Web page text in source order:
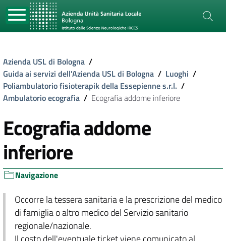
Azienda USL di Bologna /
Guida ai servizi dell'Azienda USL di Bologna / Luoghi /
Poliambulatorio fisioterapik della Essepienne s.r.l. /
Ambulatorio ecografia / Ecografia addome inferiore
Ecografia addome
inferiore
Navigazione
Occorre la tessera sanitaria e la prescrizione del medico
di famiglia o altro medico del Servizio sanitario
regionale/nazionale.